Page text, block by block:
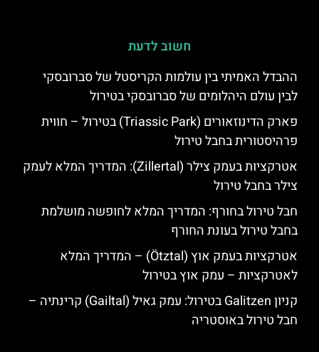
חשוב לדעת
ההבדל האמיתי בין עולמות הקריסטל של סברובסקי
לבין עולם היהלומים של סברובסקי בטירול
פארק הדינוזאורים (Triassic Park) בטירול – חווית
פרהיסטורית בחבל טירול
אטרקציות בעמק צילר (Zillertal): המדריך המלא לעמק
צילר בחבל טירול
חבל טירול בחורף: המדריך המלא לחופשה מושלמת
בחבל טירול בעונת החורף
אטרקציות בעמק אוץ (Ötztal) – המדריך המלא
לאטרקציות – עמק אוץ בטירול
קניון Galitzen בטירול: עמק גאיל (Gailtal) קרינתיה –
חבל טירול באוסטריה